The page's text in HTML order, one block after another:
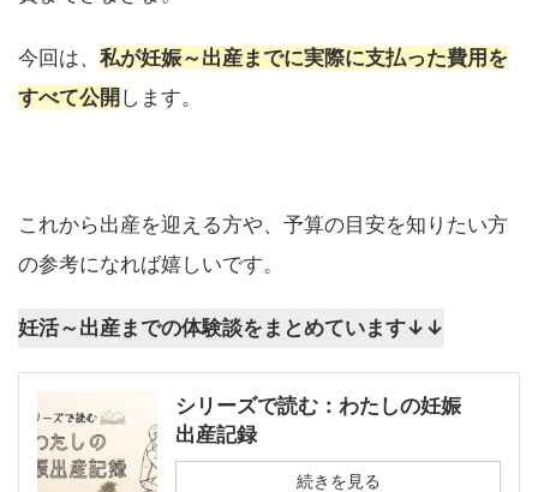
今回は、 私が妊娠～出産までに実際に支払った費用を
すべて公開 します。
これから出産を迎える方や、予算の目安を知りたい方
の参考になれば嬉しいです。
妊活～出産までの体験談をまとめています↓↓
シリーズで読む：わたしの妊娠
出産記録
続きを見る